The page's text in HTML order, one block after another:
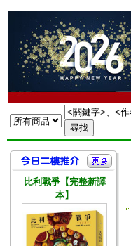
比利戰爭【完整新譯
本】